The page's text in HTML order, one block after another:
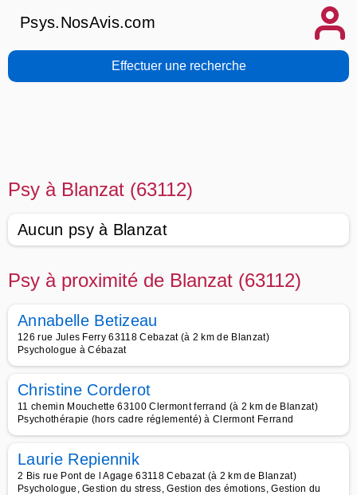
Psys.NosAvis.com
Effectuer une recherche
Psy à Blanzat (63112)
Aucun psy à Blanzat
Psy à proximité de Blanzat (63112)
Annabelle Betizeau
126 rue Jules Ferry 63118 Cebazat (à 2 km de Blanzat)
Psychologue à Cébazat
Christine Corderot
11 chemin Mouchette 63100 Clermont ferrand (à 2 km de Blanzat)
Psychothérapie (hors cadre réglementé) à Clermont Ferrand
Laurie Repiennik
2 Bis rue Pont de l Agage 63118 Cebazat (à 2 km de Blanzat)
Psychologue, Gestion du stress, Gestion des émotions, Gestion du